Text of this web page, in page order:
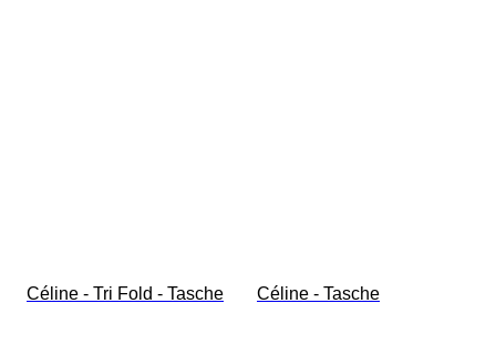
Céline - Tri Fold - Tasche Céline - Tasche